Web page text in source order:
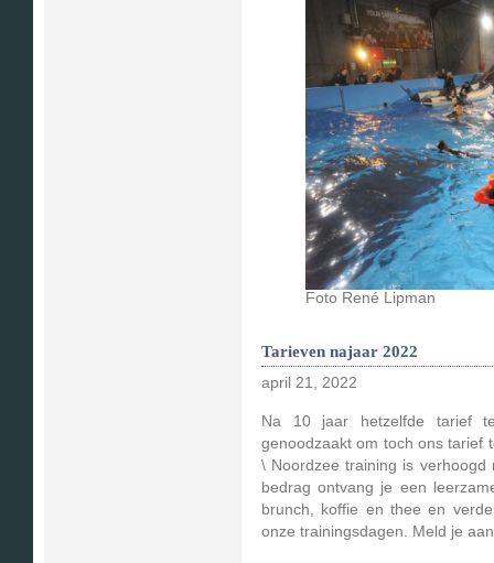
Foto René Lipman
Tarieven najaar 2022
april 21, 2022
Na 10 jaar hetzelfde tarief
genoodzaakt om toch ons tarief
\ Noordzee training is
bedrag ontvang je een
brunch, koffie en thee en
onze trainingsdagen. Meld je